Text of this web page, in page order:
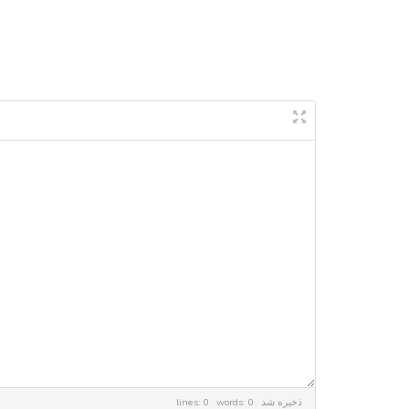
lines: 0 words: 0 ذخیره شد